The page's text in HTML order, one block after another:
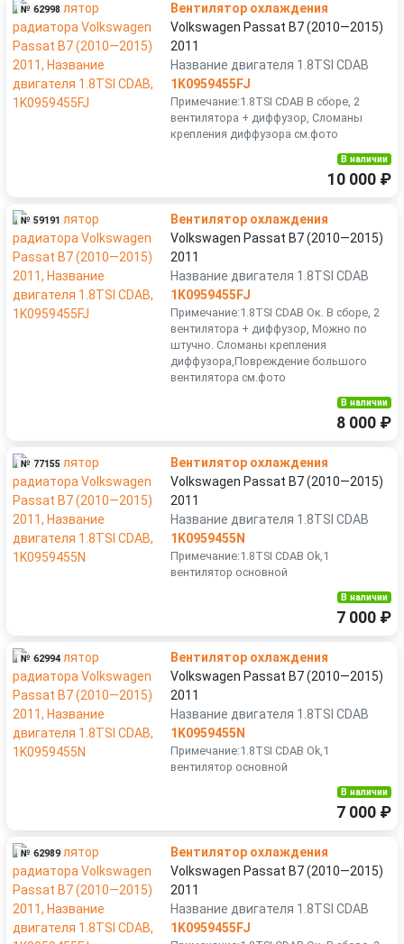
№ 62998
Вентилятор охлаждения
Volkswagen Passat B7 (2010—2015)
2011
Название двигателя 1.8TSI CDAB
1K0959455FJ
Примечание:1.8TSI CDAB В сборе, 2
вентилятора + диффузор, Сломаны
крепления диффузора см.фото
В наличии
10 000 ₽
№ 59191
Вентилятор охлаждения
Volkswagen Passat B7 (2010—2015)
2011
Название двигателя 1.8TSI CDAB
1K0959455FJ
Примечание:1.8TSI CDAB Ок. В сборе, 2
вентилятора + диффузор, Можно по
штучно. Сломаны крепления
диффузора,Повреждение большого
вентилятора см.фото
В наличии
8 000 ₽
№ 77155
Вентилятор охлаждения
Volkswagen Passat B7 (2010—2015)
2011
Название двигателя 1.8TSI CDAB
1K0959455N
Примечание:1.8TSI CDAB Ok,1
вентилятор основной
В наличии
7 000 ₽
№ 62994
Вентилятор охлаждения
Volkswagen Passat B7 (2010—2015)
2011
Название двигателя 1.8TSI CDAB
1K0959455N
Примечание:1.8TSI CDAB Ok,1
вентилятор основной
В наличии
7 000 ₽
№ 62989
Вентилятор охлаждения
Volkswagen Passat B7 (2010—2015)
2011
Название двигателя 1.8TSI CDAB
1K0959455FJ